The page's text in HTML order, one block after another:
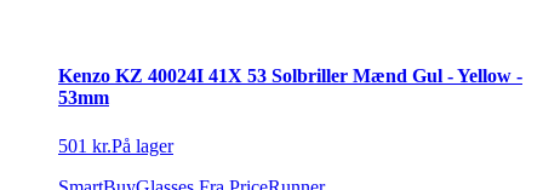
Kenzo KZ 40024I 41X 53 Solbriller Mænd Gul - Yellow -
53mm
501 kr.På lager